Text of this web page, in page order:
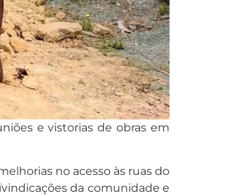
e vistorias de obras em
no acesso às ruas do
da comunidade e